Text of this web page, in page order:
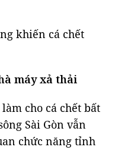
khiến cá chết
máy xả thải
cho cá chết bất
Sài Gòn vẫn
chức năng tỉnh